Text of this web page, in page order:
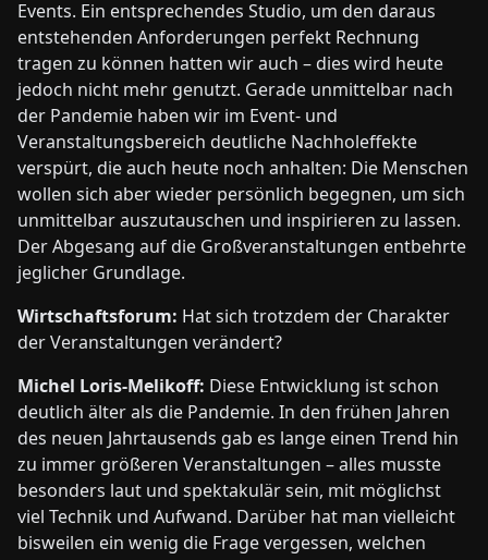
Events. Ein entsprechendes Studio, um den daraus
entstehenden Anforderungen perfekt Rechnung
tragen zu können hatten wir auch – dies wird heute
jedoch nicht mehr genutzt. Gerade unmittelbar nach
der Pandemie haben wir im Event- und
Veranstaltungsbereich deutliche Nachholeffekte
verspürt, die auch heute noch anhalten: Die Menschen
wollen sich aber wieder persönlich begegnen, um sich
unmittelbar auszutauschen und inspirieren zu lassen.
Der Abgesang auf die Großveranstaltungen entbehrte
jeglicher Grundlage.
Wirtschaftsforum: Hat sich trotzdem der Charakter
der Veranstaltungen verändert?
Michel Loris-Melikoff: Diese Entwicklung ist schon
deutlich älter als die Pandemie. In den frühen Jahren
des neuen Jahrtausends gab es lange einen Trend hin
zu immer größeren Veranstaltungen – alles musste
besonders laut und spektakulär sein, mit möglichst
viel Technik und Aufwand. Darüber hat man vielleicht
bisweilen ein wenig die Frage vergessen, welchen